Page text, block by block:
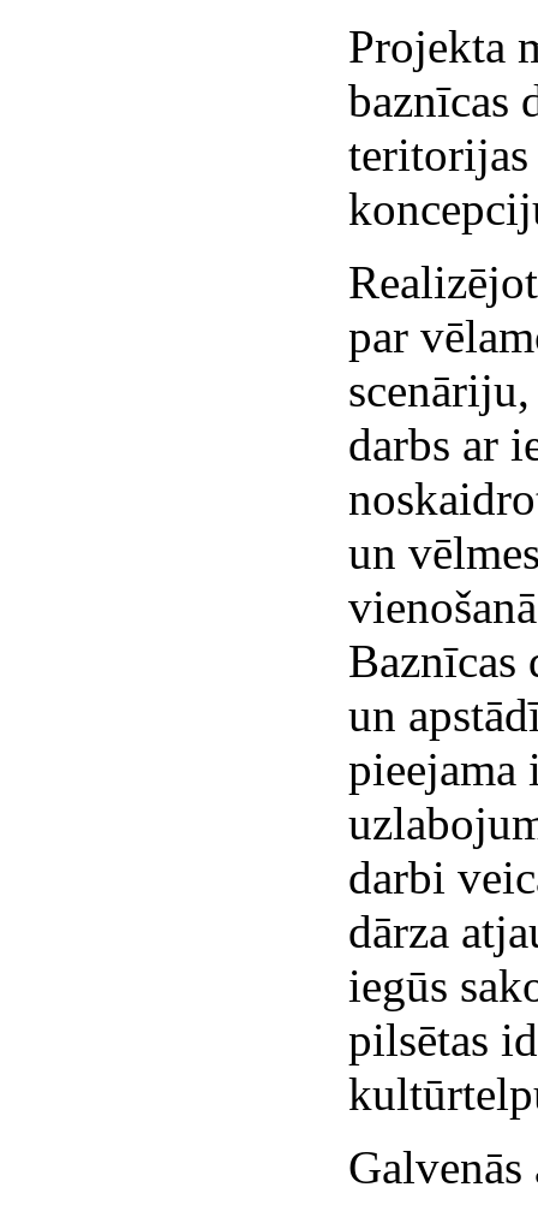
Projekta
baznīcas
teritorijas
par
darbs ar
un
Baznīcas
un
pieejama
darbi
dārza
iegūs
pilsētas